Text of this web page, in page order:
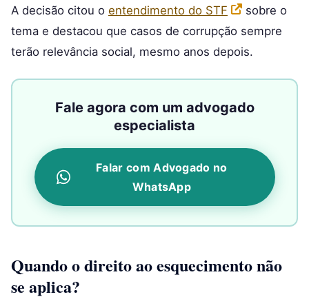
A decisão citou o entendimento do STF
sobre o
tema e destacou que casos de corrupção sempre
terão relevância social, mesmo anos depois.
Fale agora com um advogado
especialista
Falar com Advogado no
WhatsApp
Quando o direito ao esquecimento não
se aplica?